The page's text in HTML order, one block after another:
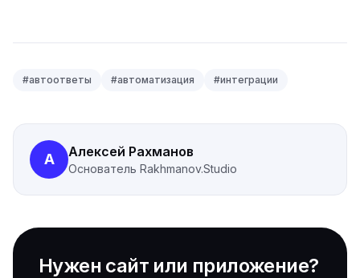
#автоответы #автоматизация #интеграции
А Алексей Рахманов
Основатель Rakhmanov.Studio
Нужен сайт или приложение?